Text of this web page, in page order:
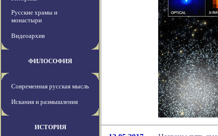
Русские храмы и
монастыри
Видеоархив
ФИЛОСОФИЯ
Современная русская мысль
Искания и размышления
ИСТОРИЯ